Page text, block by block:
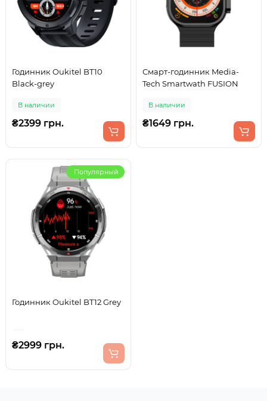
Годинник Oukitel BT10
Black-grey
В наличии
₴2399 грн.
Смарт-годинник Media-
Tech Smartwath FUSION
В наличии
₴1649 грн.
Популярный
Годинник Oukitel BT12 Grey
₴2999 грн.